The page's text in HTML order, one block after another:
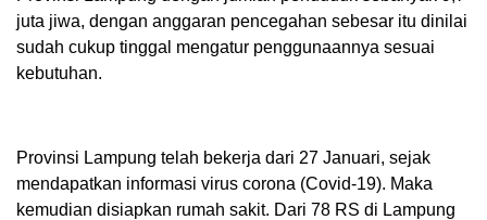
juta jiwa, dengan anggaran pencegahan sebesar itu dinilai
sudah cukup tinggal mengatur penggunaannya sesuai
kebutuhan.
Provinsi Lampung telah bekerja dari 27 Januari, sejak
mendapatkan informasi virus corona (Covid-19). Maka
kemudian disiapkan rumah sakit. Dari 78 RS di Lampung